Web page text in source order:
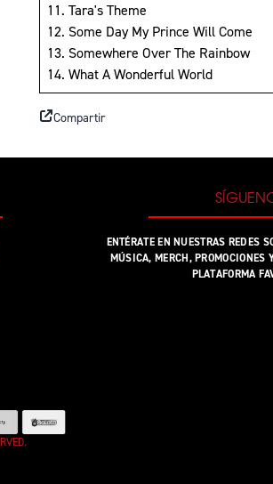
11. Tara's Theme
12. Some Day My Prince Will Come
13. Somewhere Over The Rainbow
14. What A Wonderful World
Compartir
ENTÉRATE EN NUESTRAS REDES
MÚSICA, MERCH, PROMOCIONES
PLATAFORMA